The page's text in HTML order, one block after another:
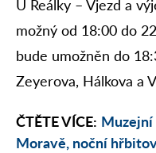
U Reálky – Vjezd a
možný od 18:00 do
bude umožněn do
Zeyerova, Hálkova a
ČTĚTE VÍCE: Muzejní
Moravě, noční